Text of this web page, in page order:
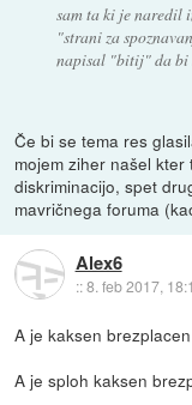
sam ta ki je naredil
"strani za
napisal "bitij" da bi
Če bi se tema res
mojem ziher našel
diskriminacijo, spet
mavričnega foruma
Alex6
::8. feb 2017,
A je kaksen
A je sploh kaksen